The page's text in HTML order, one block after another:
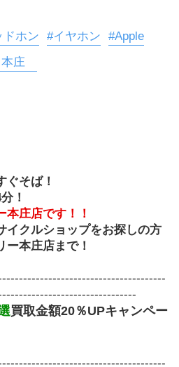
ドホン #イヤホン
#Apple
本庄
ぐそば！
！
本庄店です！！
イクルショップをお探しの方
ー本庄店まで！
買取金額20％UPキャンペー